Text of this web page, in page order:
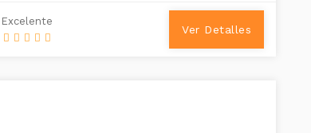
Excelente
Ver Detalles